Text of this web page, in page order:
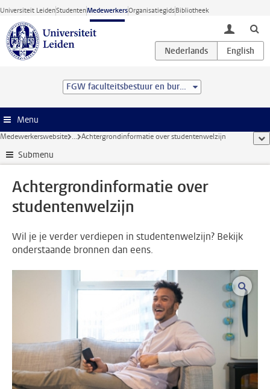
Ga direct naar de inhoud
Universiteit LeidenStudentenMedewerkersOrganisatiegidsBibliotheek
toggle
FGW faculteitsbestuur en bureau
Menu
Medewerkerswebsite ... Achtergrondinformatie over studentenwelzijn
Submenu
Achtergrondinformatie over
studentenwelzijn
Wil je je verder verdiepen in studentenwelzijn? Bekijk
onderstaande bronnen dan eens.